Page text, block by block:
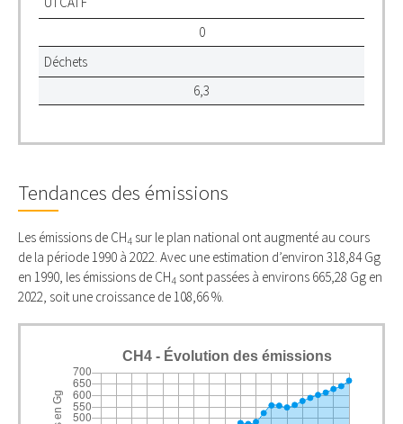
0
Déchets
6,3
Tendances des émissions
Les émissions de CH4 sur le plan national ont augmenté au cours
de la période 1990 à 2022. Avec une estimation d’environ 318,84 Gg
en 1990, les émissions de CH4 sont passées à environs 665,28 Gg en
2022, soit une croissance de 108,66 %.
CH4 - Évolution des émissions